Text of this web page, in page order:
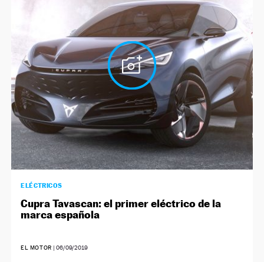
SÍGUENOS
ELÉCTRICOS
Cupra Tavascan: el primer eléctrico de la
marca española
EL MOTOR |06/09/2019